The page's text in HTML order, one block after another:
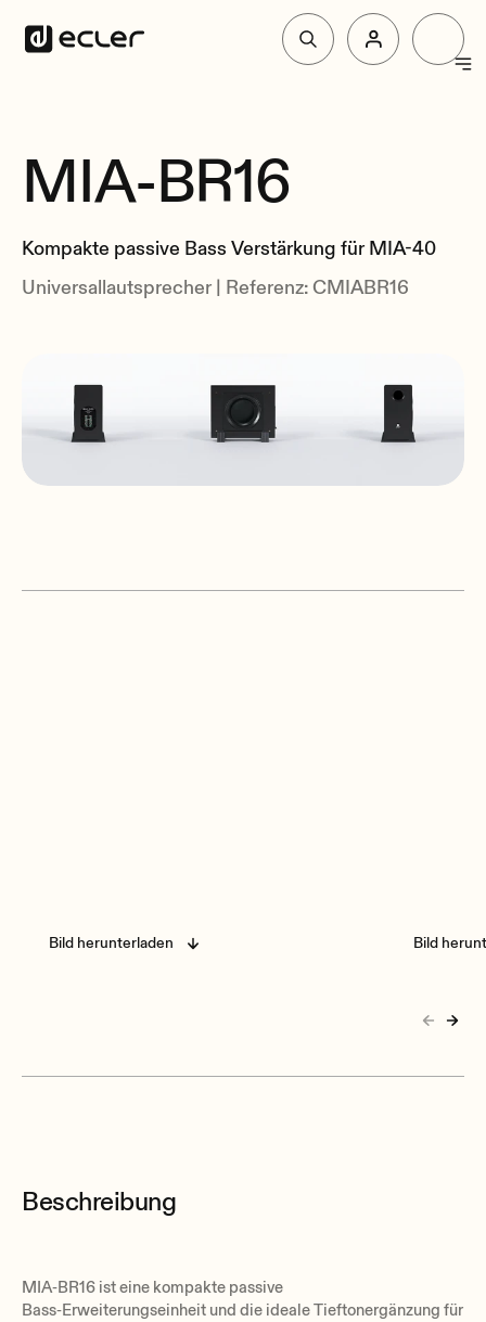
Lösungen
Über Ecler
überblick
Zusammenhang
MIA-BR16
Kompakte passive Bass Verstärkung für MIA-40
Universallautsprecher | Referenz: CMIABR16
Bild herunterladen Bild
Beschreibung
MIA‑BR16 ist eine kompakte passive
Bass‑Erweiterungseinheit und die ideale Tieftonergänzung für